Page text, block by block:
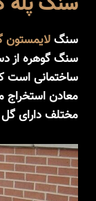
سنگلایمستون
سنگ گوهره از
ساختمانی است
معادن
مختلف دارای